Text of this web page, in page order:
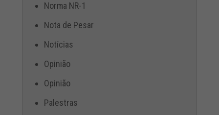
Norma NR-1
Nota de Pesar
Notícias
Opinião
Opinião
Palestras